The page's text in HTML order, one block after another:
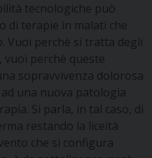
tecnologiche può
di terapie in malati che
Vuoi perchè si tratta degli
perchè queste
sopravvivenza dolorosa
una nuova patologia
Si parla, in tal caso, di
restando la liceità
che si configura